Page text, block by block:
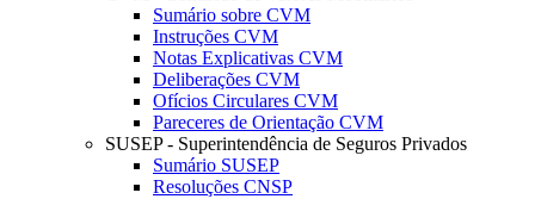
Sumário sobre CVM
Instruções CVM
Notas Explicativas CVM
Deliberações CVM
Ofícios Circulares CVM
Pareceres de Orientação CVM
SUSEP - Superintendência de Seguros Privados
Sumário SUSEP
Resoluções CNSP